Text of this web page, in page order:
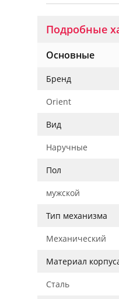
Подробные
Основные
Бренд
Orient
Вид
Наручные
Пол
мужской
Тип механизма
Механический
Материал
Сталь